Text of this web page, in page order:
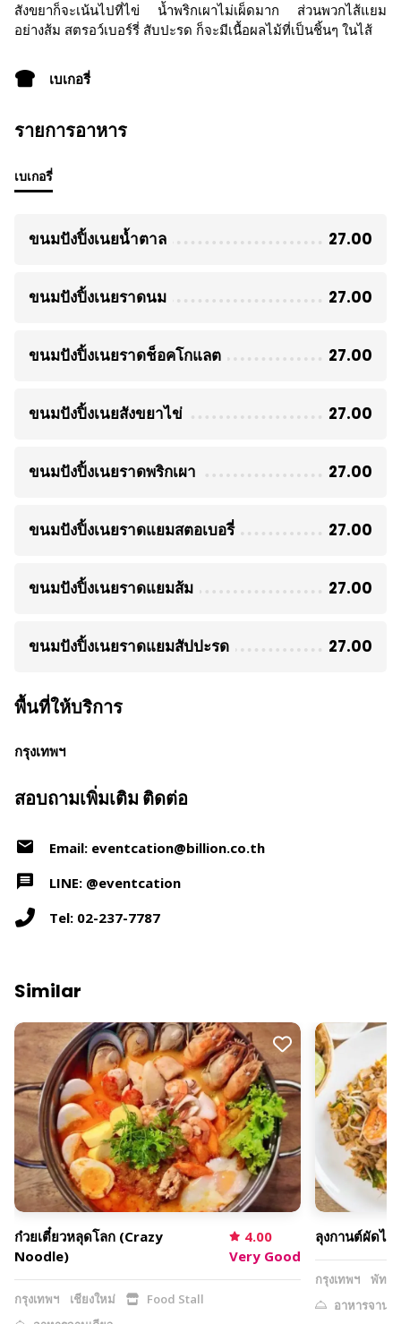
สังขยาก็จะเน้นไปที่ไข่ น้ำพริกเผาไม่เผ็ดมาก ส่วนพวกไส้แยม
อย่างส้ม สตรอว์เบอร์รี่ สับปะรด ก็จะมีเนื้อผลไม้ที่เป็นชิ้นๆ ในไส้
เบเกอรี่
รายการอาหาร
เบเกอรี่
ขนมปังปิ้งเนยน้ำตาล 27.00
ขนมปังปิ้งเนยราดนม 27.00
ขนมปังปิ้งเนยราดช็อคโกแลต 27.00
ขนมปังปิ้งเนยสังขยาไข่ 27.00
ขนมปังปิ้งเนยราดพริกเผา 27.00
ขนมปังปิ้งเนยราดแยมสตอเบอรี่ 27.00
ขนมปังปิ้งเนยราดแยมส้ม 27.00
ขนมปังปิ้งเนยราดแยมสัปปะรด 27.00
พื้นที่ให้บริการ
กรุงเทพฯ
สอบถามเพิ่มเติม ติดต่อ
Email: eventcation@billion.co.th
LINE: @eventcation
Tel: 02-237-7787
Similar
ก๋วยเตี๋ยวหลุดโลก (Crazy
Noodle)
4.00
Very Good
กรุงเทพฯ เชียงใหม่
Food Stall
ลุงกานต์ผัดไท
กรุงเทพฯ
พัทยา
อาหารจานเ